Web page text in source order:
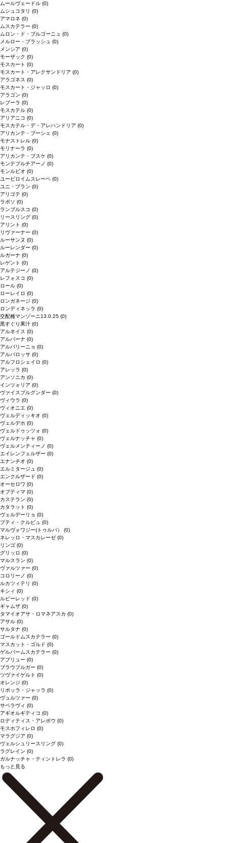
ムールヴェードル (0)
ムシュコタリ (0)
アマロネ (0)
ムスカテラー (0)
ムロン・ド・ブルゴーニュ (0)
メルロー・ブラッシュ (0)
メンシア (0)
モーザック (0)
モスカート (0)
モスカート・アレクサンドリア (0)
アラゴネス (0)
モスカート・ジャッロ (0)
アラゴン (0)
レブーラ (0)
モスカテル (0)
アリアニコ (0)
モスカテル・デ・アレハンドリア (0)
アリカンテ・ブーシェ (0)
モナストレル (0)
モリナーラ (0)
アリカンテ・ブスケ (0)
モンテプルチアーノ (0)
モンルビオ (0)
ユービロイムスレーベ (0)
ユニ・ブラン (0)
アリゴテ (0)
ラボソ (0)
ランブルスコ (0)
リースリング (0)
アリント (0)
リヴァーナー (0)
ルーサンヌ (0)
ルーレンダー (0)
ルガーナ (0)
レゲント (0)
アルテジーノ (0)
レフォスコ (0)
ロール (0)
ローレイロ (0)
ロンガネージ (0)
ロンディネッラ (0)
交配種マンゾーニ13.0.25 (0)
黒すぐり果汁 (0)
アルネイス (0)
アルバーナ (0)
アルバリーニョ (0)
アルバロッサ (0)
アルフロシェイロ (0)
アレッラ (0)
アンソニカ (0)
インツォリア (0)
ヴァイスブルグンダー (0)
ヴィウラ (0)
ヴィオニエ (0)
ヴェルディッキオ (0)
ヴェルデホ (0)
ヴェルドゥッツォ (0)
ヴェルナッチャ (0)
ヴェルメンティーノ (0)
エイレンフェルザー (0)
エナンチオ (0)
エルミタージュ (0)
エンクルザード (0)
オーセロワ (0)
オプティマ (0)
カステラン (0)
カタラット (0)
ヴェルデーリョ (0)
プティ・クルビュ (0)
マルヴォワジー(トゥルバ） (0)
ネレッロ・マスカレーゼ (0)
リンゴ (0)
グリッロ (0)
マルスラン (0)
ヴァルツァー (0)
コロリーノ (0)
ルカツィテリ (0)
キシィ (0)
ルビーレッド (0)
ギャムザ (0)
タマイオアサ・ロマネアスカ (0)
アサル (0)
サルタナ (0)
ゴールドムスカテラー (0)
マスカット・ゴルド (0)
ゲルバームスカテラー (0)
アブリュー (0)
ブラウブルガー (0)
ツヴァイゲルト (0)
オレンジ (0)
リボッラ・ジャッラ (0)
ヴュルツァー (0)
サペラヴィ (0)
アギオルギティコ (0)
ロディティス・アレポウ (0)
モスホフィレロ (0)
マラグジア (0)
ヴェルシュリースリング (0)
ラグレイン (0)
ガルナッチャ・ティントレラ (0)
もっと見る